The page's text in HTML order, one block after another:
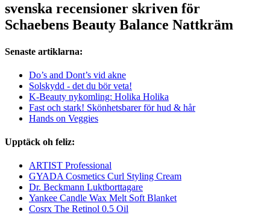
svenska recensioner skriven för
Schaebens Beauty Balance Nattkräm
Senaste artiklarna:
Do’s and Dont’s vid akne
Solskydd - det du bör veta!
K-Beauty nykomling: Holika Holika
Fast och stark! Skönhetsbarer för hud & hår
Hands on Veggies
Upptäck oh feliz:
ARTIST Professional
GYADA Cosmetics Curl Styling Cream
Dr. Beckmann Luktborttagare
Yankee Candle Wax Melt Soft Blanket
Cosrx The Retinol 0.5 Oil